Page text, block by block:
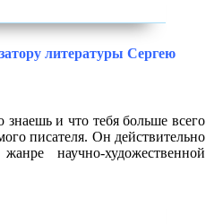
литературы Сергею
и что тебя больше всего
писателя. Он действительно
жанре
научно-художественной